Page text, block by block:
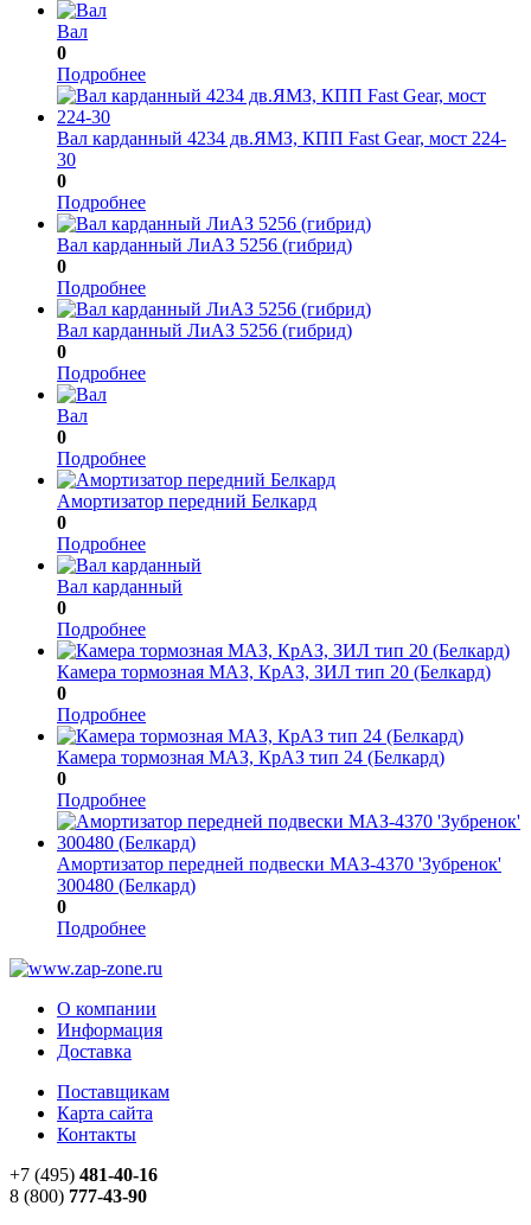
Вал
0
Подробнее
Вал карданный 4234 дв.ЯМЗ, КПП Fast Gear, мост 224-
30
0
Подробнее
Вал карданный ЛиАЗ 5256 (гибрид)
0
Подробнее
Вал карданный ЛиАЗ 5256 (гибрид)
0
Подробнее
Вал
0
Подробнее
Амортизатор передний Белкард
0
Подробнее
Вал карданный
0
Подробнее
Камера тормозная МАЗ, КрАЗ, ЗИЛ тип 20 (Белкард)
0
Подробнее
Камера тоpмозная МАЗ, КрАЗ тип 24 (Белкард)
0
Подробнее
Амортизатор передней подвески МАЗ-4370 'Зубренок'
300480 (Белкард)
0
Подробнее
О компании
Информация
Доставка
Поставщикам
Карта сайта
Контакты
+7 (495) 481-40-16
8 (800) 777-43-90